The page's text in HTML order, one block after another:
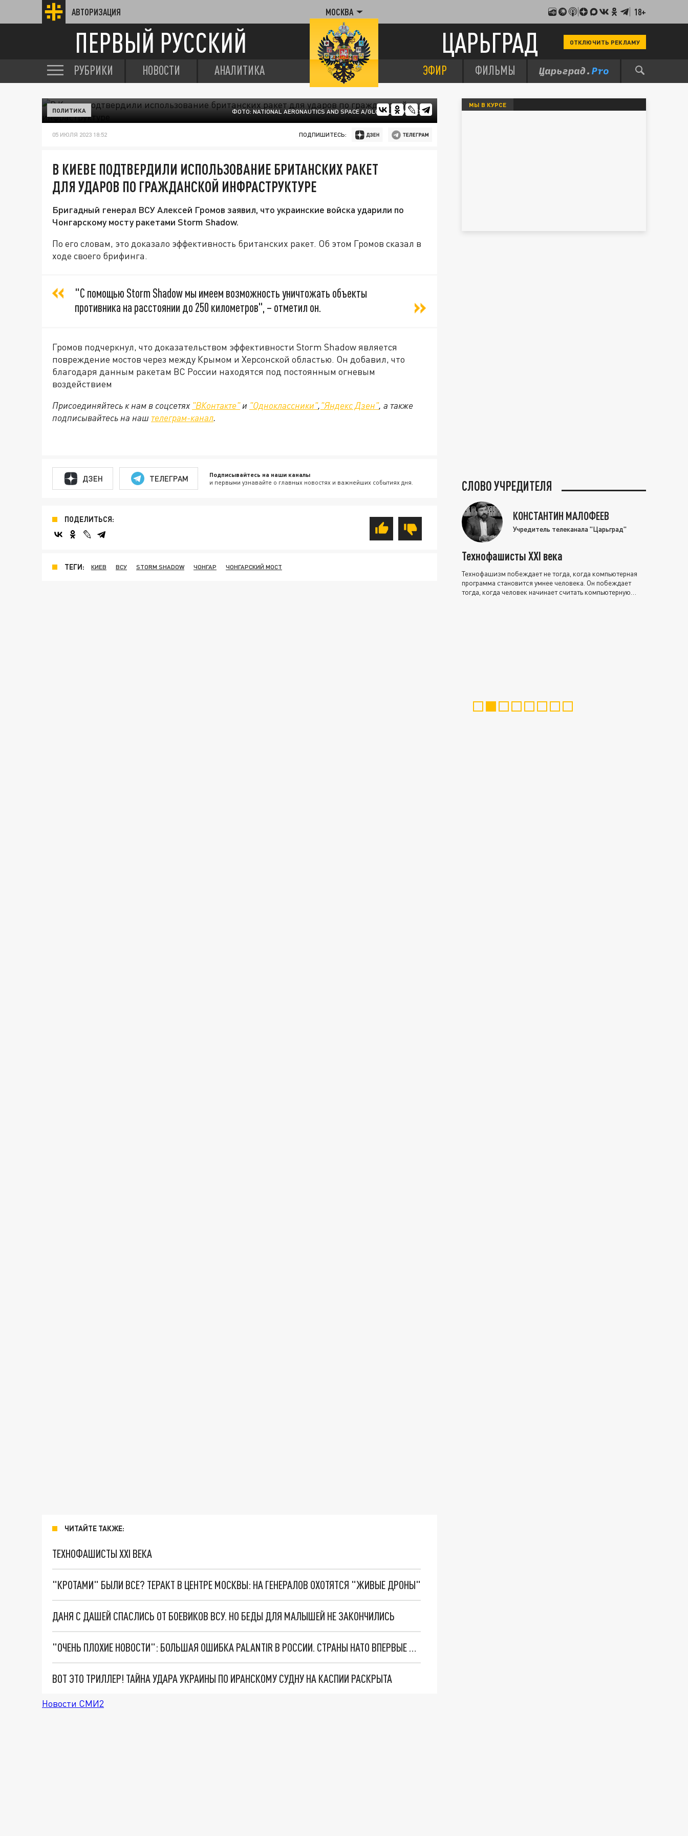
АВТОРИЗАЦИЯ МОСКВА 18+
ПЕРВЫЙ РУССКИЙ ЦАРЬГРАД ОТКЛЮЧИТЬ РЕКЛАМУ
РУБРИКИ НОВОСТИ АНАЛИТИКА ЭФИР ФИЛЬМЫ
ФОТО: NATIONAL AERONAUTICS AND SPACE A/GLOBALLOOKPRESS
ПОЛИТИКА
05 ИЮЛЯ 2023 18:52 ПОДПИШИТЕСЬ:
В КИЕВЕ ПОДТВЕРДИЛИ ИСПОЛЬЗОВАНИЕ БРИТАНСКИХ РАКЕТ
ДЛЯ УДАРОВ ПО ГРАЖДАНСКОЙ ИНФРАСТРУКТУРЕ
Бригадный генерал ВСУ Алексей Громов заявил, что украинские войска ударили по
Чонгарскому мосту ракетами Storm Shadow.
По его словам, это доказало эффективность британских ракет. Об этом Громов сказал в
ходе своего брифинга.
"C помощью Storm Shadow мы имеем возможность уничтожать объекты
противника на расстоянии до 250 километров", – отметил он.
Громов подчеркнул, что доказательством эффективности Storm Shadow является
повреждение мостов через между Крымом и Херсонской областью. Он добавил, что
благодаря данным ракетам ВС России находятся под постоянным огневым
воздействием
Присоединяйтесь к нам в соцсетях "ВКонтакте"и "Одноклассники","Яндекс Дзен", а также
подписывайтесь на наш телеграм-канал.
ДЗЕН ТЕЛЕГРАМ Подписывайтесь на наши каналы
и первыми узнавайте о главных новостях и важнейших событиях дня.
ПОДЕЛИТЬСЯ:
ТЕГИ: КИЕВ ВСУ STORM SHADOW ЧОНГАР ЧОНГАРСКИЙ МОСТ
ЧИТАЙТЕ ТАКЖЕ:
ТЕХНОФАШИСТЫ XXI ВЕКА
"КРОТАМИ" БЫЛИ ВСЕ? ТЕРАКТ В ЦЕНТРЕ МОСКВЫ: НА ГЕНЕРАЛОВ ОХОТЯТСЯ "ЖИВЫЕ ДРОНЫ"
ДАНЯ С ДАШЕЙ СПАСЛИСЬ ОТ БОЕВИКОВ ВСУ. НО БЕДЫ ДЛЯ МАЛЫШЕЙ НЕ ЗАКОНЧИЛИСЬ
"ОЧЕНЬ ПЛОХИЕ НОВОСТИ": БОЛЬШАЯ ОШИБКА PALANTIR В РОССИИ. СТРАНЫ НАТО ВПЕРВЫЕ ЗА СВО ОСТАНОВИЛИ ПОСТАВКИ ОРУЖИЯ. ВСУ ТЕРЯЮТ ПРИГРАНИЧЬЕ?
ВОТ ЭТО ТРИЛЛЕР! ТАЙНА УДАРА УКРАИНЫ ПО ИРАНСКОМУ СУДНУ НА КАСПИИ РАСКРЫТА
Новости СМИ2
МЫ В КУРСЕ
СЛОВО УЧРЕДИТЕЛЯ
КОНСТАНТИН МАЛОФЕЕВ
Учредитель телеканала "Царьград"
Технофашисты XXI века
Технофашизм побеждает не тогда, когда компьютерная
программа становится умнее человека. Он побеждает
тогда, когда человек начинает считать компьютерную